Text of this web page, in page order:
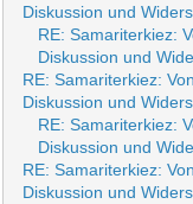
Diskussion und
RE: Samariterkiez:
Diskussion und
RE: Samariterkiez:
Diskussion und
RE: Samariterkiez:
Diskussion und
RE: Samariterkiez:
Diskussion und